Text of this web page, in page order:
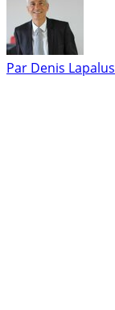
Par Denis Lapalus